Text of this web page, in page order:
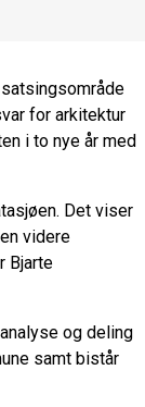
for arkitektur
i to nye år med
Det viser
videre
Bjarte
og deling
samt bistår